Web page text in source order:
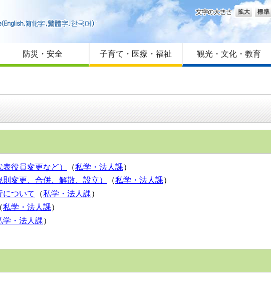
はじめての方へ
Foreign language
サイトマップ
文字の大きさ
防災・安全 子育て・医療・福祉 観光・文化・教育
役員変更など） （私学・法人課）
変更、合併、解散、設立） （私学・法人課）
について （私学・法人課）
私学・法人課）
学・法人課）